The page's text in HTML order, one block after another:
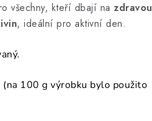
všechny, kteří dbají na zdravou
, ideální pro aktivní den.
100 g výrobku bylo použito